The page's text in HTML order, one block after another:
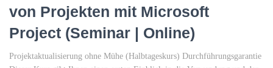
von Projekten mit Microsoft
Project (Seminar | Online)
Projektaktualisierung ohne Mühe (Halbtageskurs) Durchführungsgarantie